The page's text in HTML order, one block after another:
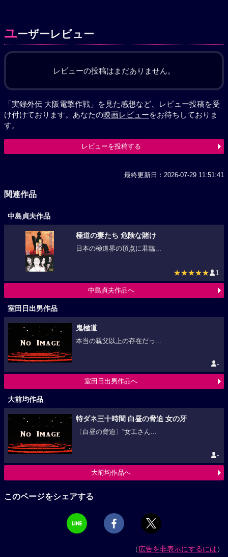
ユーザーレビュー
レビューの投稿はまだありません。
「実録外伝 大阪電撃作戦」を見た感想など、レビュー投稿を受
け付けております。あなたの映画レビューをお待ちしておりま
す。
レビューを投稿する
最終更新日：2026-07-29 11:51:41
関連作品
中島貞夫作品
極道の妻たち 危険な賭け
日本の極道界の頂点に君臨...
★★★★★ 1
中島貞夫作品へ
室田日出男作品
鬼極道
本当の親父以上の存在だっ...
-
室田日出男作品へ
大前均作品
特ダネ三十時間 白昼の脅迫 女の牙
〔白昼の脅迫〕“女工さん...
-
大前均作品へ
このページをシェアする
（広告を非表示にするには）